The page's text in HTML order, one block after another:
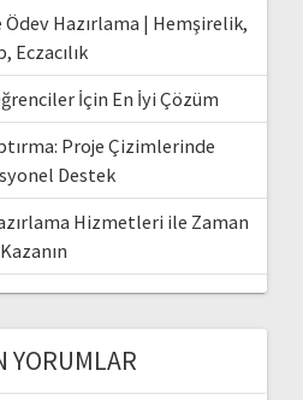
Ödev Hazırlama | Hemşirelik,
Eczacılık
İçin En İyi Çözüm
Proje Çizimlerinde
Destek
Hizmetleri ile Zaman
Kazanın
YORUMLAR